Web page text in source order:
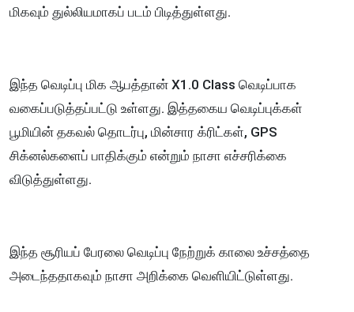
மிகவும் துல்லியமாகப் படம் பிடித்துள்ளது.
இந்த வெடிப்பு மிக ஆபத்தான் X1.0 Class வெடிப்பாக
வகைப்படுத்தப்பட்டு உள்ளது. இத்தகைய வெடிப்புக்கள்
பூமியின் தகவல் தொடர்பு, மின்சார க்ரிட்கள், GPS
சிக்னல்களைப் பாதிக்கும் என்றும் நாசா எச்சரிக்கை
விடுத்துள்ளது.
இந்த சூரியப் பேரலை வெடிப்பு நேற்றுக் காலை உச்சத்தை
அடைந்ததாகவும் நாசா அறிக்கை வெளியிட்டுள்ளது.